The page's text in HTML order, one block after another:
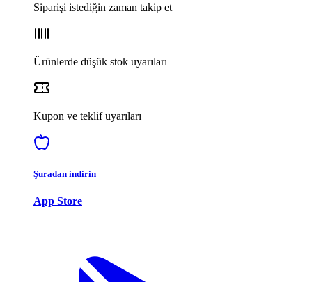
Siparişi istediğin zaman takip et
Ürünlerde düşük stok uyarıları
Kupon ve teklif uyarıları
Şuradan indirin
App Store